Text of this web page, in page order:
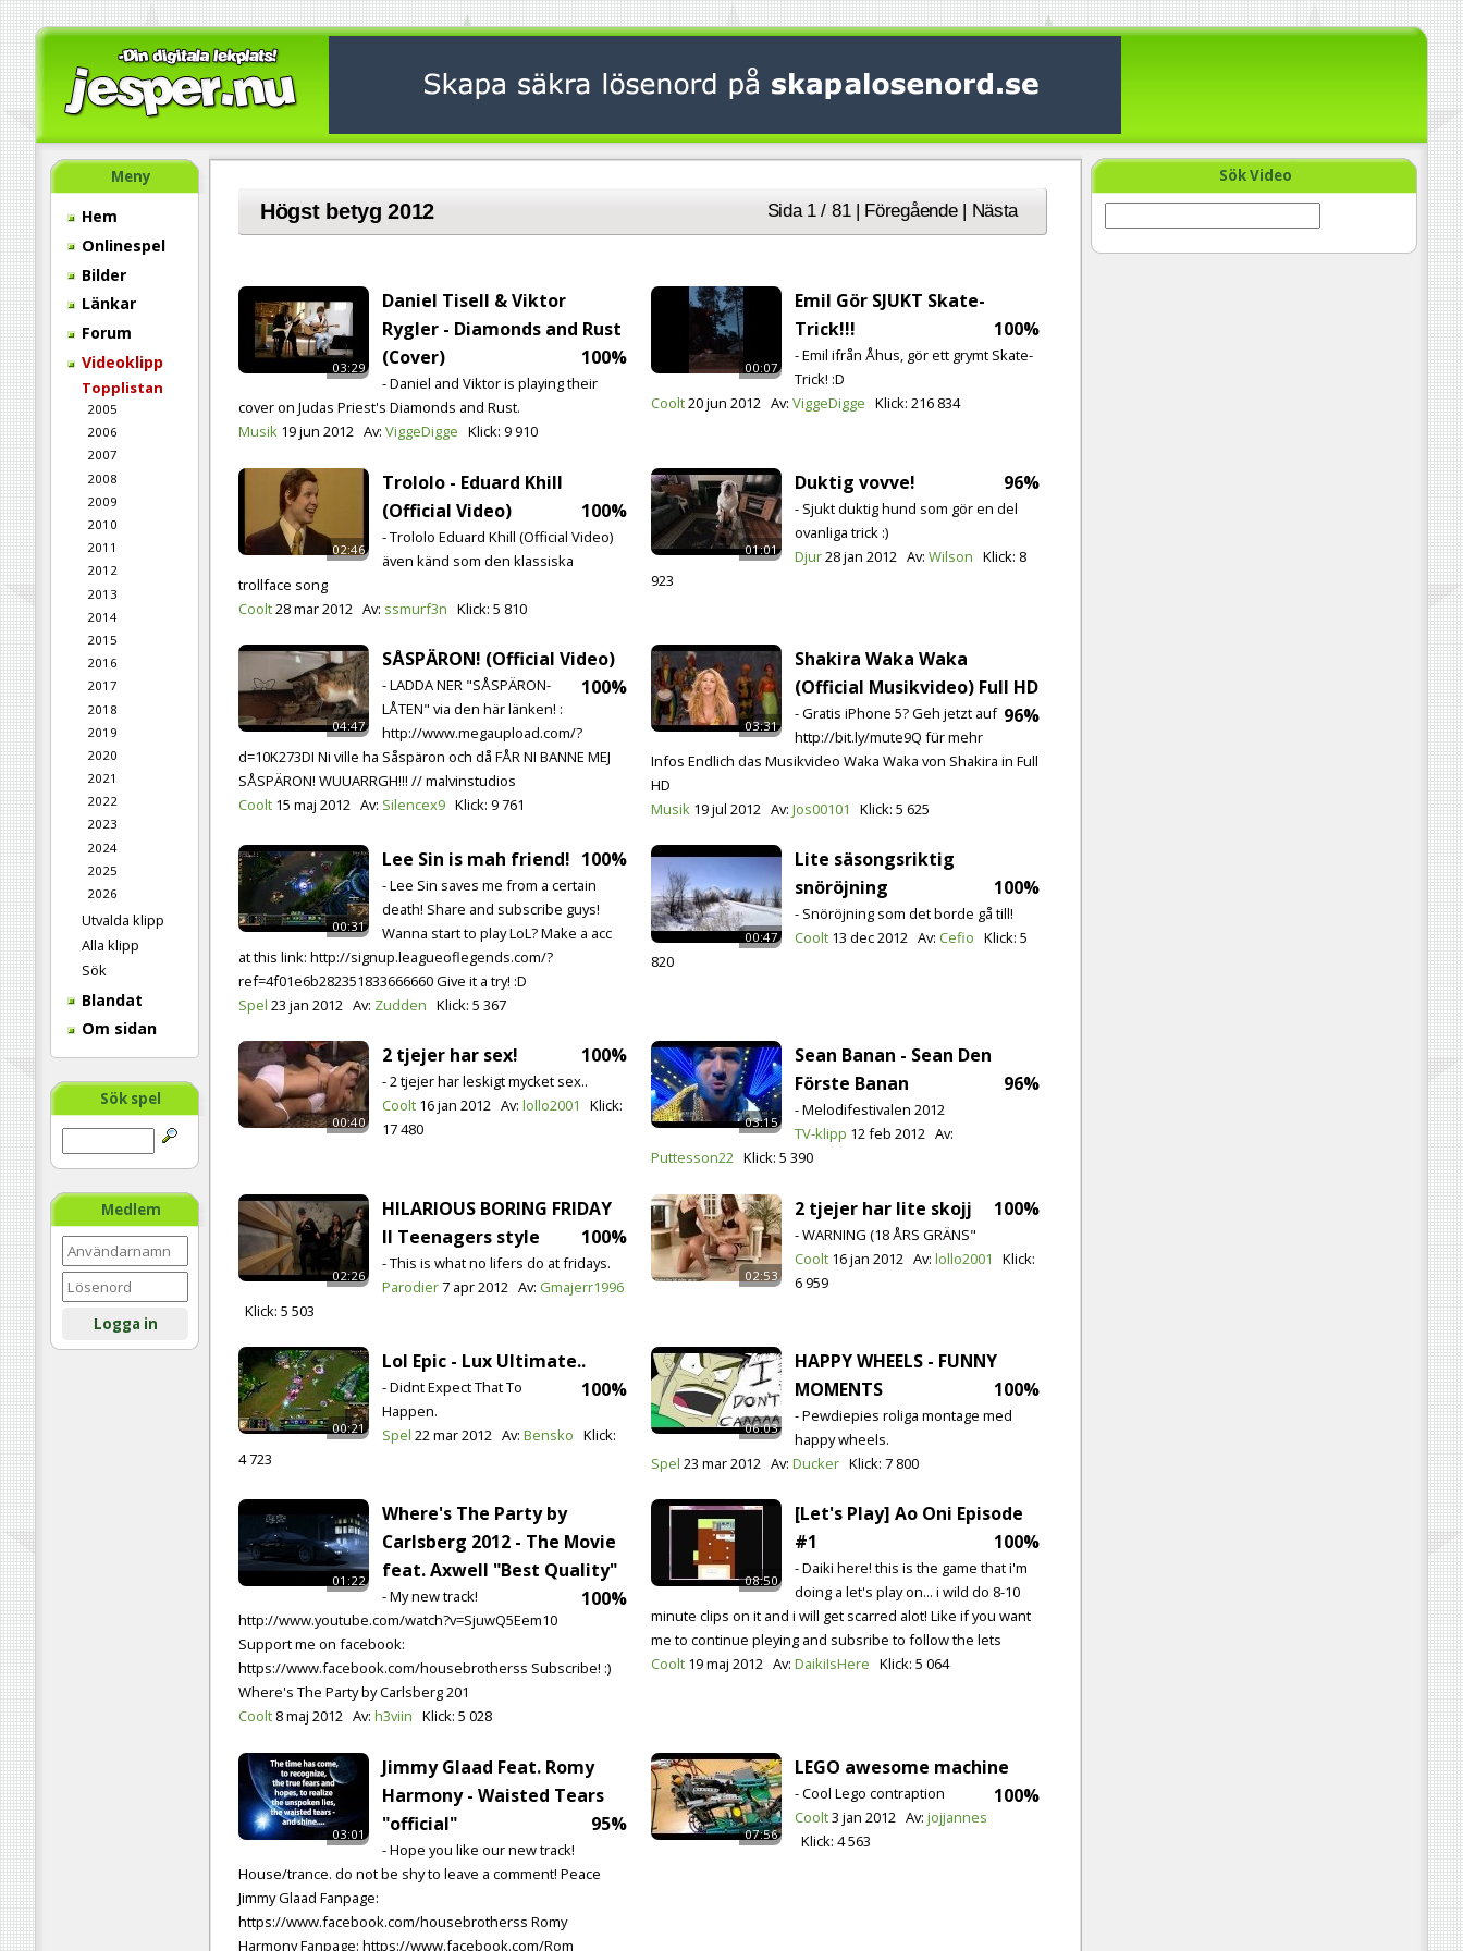
Meny
Hem
Onlinespel
Bilder
Länkar
Forum
Videoklipp
Topplistan
2005
2006
2007
2008
2009
2010
2011
2012
2013
2014
2015
2016
2017
2018
2019
2020
2021
2022
2023
2024
2025
2026
Utvalda klipp
Alla klipp
Sök
Blandat
Om sidan
Sök spel
Medlem
Logga in
Sök Video
Högst betyg 2012 Sida 1 / 81 | Föregående | Nästa
03:29
Daniel Tisell & Viktor
Rygler - Diamonds and Rust
(Cover)
100%
- Daniel and Viktor is playing their
cover on Judas Priest's Diamonds and Rust.
Musik 19 jun 2012 Av: ViggeDigge Klick: 9 910
00:07
Emil Gör SJUKT Skate-
Trick!!!
100%
- Emil ifrån Åhus, gör ett grymt Skate-
Trick! :D
Coolt20 jun 2012 Av: ViggeDigge Klick: 216 834
02:46
Trololo - Eduard Khill
(Official Video)
100%
- Trololo Eduard Khill (Official Video)
även känd som den klassiska
trollface song
Coolt28 mar 2012 Av: ssmurf3n Klick: 5 810
01:01
Duktig vovve! 96%
- Sjukt duktig hund som gör en del
ovanliga trick :)
Djur28 jan 2012 Av: Wilson Klick: 8
923
04:47
SÅSPÄRON! (Official Video)
100%
- LADDA NER "SÅSPÄRON-
LÅTEN" via den här länken! :
http://www.megaupload.com/?
d=10K273DI Ni ville ha Såspäron och då FÅR NI BANNE MEJ
SÅSPÄRON! WUUARRGH!!! // malvinstudios
Coolt 15 maj 2012 Av: Silencex9 Klick: 9 761
03:31
Shakira Waka Waka
(Official Musikvideo) Full HD
96%
- Gratis iPhone 5? Geh jetzt auf
http://bit.ly/mute9Q für mehr
Infos Endlich das Musikvideo Waka Waka von Shakira in Full
HD
Musik 19 jul 2012 Av: Jos00101 Klick: 5 625
00:31
Lee Sin is mah friend! 100%
- Lee Sin saves me from a certain
death! Share and subscribe guys!
Wanna start to play LoL? Make a acc
at this link: http://signup.leagueoflegends.com/?
ref=4f01e6b282351833666660 Give it a try! :D
Spel 23 jan 2012 Av: Zudden Klick: 5 367
00:47
Lite säsongsriktig
snöröjning
100%
- Snöröjning som det borde gå till!
Coolt 13 dec 2012 Av: Cefio Klick: 5
820
00:40
2 tjejer har sex! 100%
- 2 tjejer har leskigt mycket sex..
Coolt 16 jan 2012 Av: lollo2001
Klick:
17 480
03:15
Sean Banan - Sean Den
Förste Banan
96%
- Melodifestivalen 2012
TV-klipp 12 feb 2012 Av:
Puttesson22 Klick: 5 390
02:26
HILARIOUS BORING FRIDAY
II Teenagers style
100%
- This is what no lifers do at fridays.
Parodier7 apr 2012 Av: Gmajerr1996
Klick: 5 503
02:53
2 tjejer har lite skojj 100%
- WARNING (18 ÅRS GRÄNS"
Coolt 16 jan 2012 Av: lollo2001
Klick:
6 959
00:21
Lol Epic - Lux Ultimate..
100%
- Didnt Expect That To
Happen.
Spel 22 mar 2012 Av: Bensko Klick:
4 723
06:03
HAPPY WHEELS - FUNNY
MOMENTS
100%
- Pewdiepies roliga montage med
happy wheels.
Spel 23 mar 2012 Av: Ducker Klick: 7 800
01:22
Where's The Party by
Carlsberg 2012 - The Movie
feat. Axwell "Best Quality"
100%
- My new track!
http://www.youtube.com/watch?v=SjuwQ5Eem10
Support me on facebook:
https://www.facebook.com/housebrotherss Subscribe! :)
Where's The Party by Carlsberg 201
Coolt 8 maj 2012 Av: h3viin Klick: 5 028
08:50
[Let's Play] Ao Oni Episode
#1
100%
- Daiki here! this is the game that i'm
doing a let's play on... i wild do 8-10
minute clips on it and i will get scarred alot! Like if you want
me to continue pleying and subsribe to follow the lets
Coolt 19 maj 2012 Av: DaikiIsHere Klick: 5 064
03:01
Jimmy Glaad Feat. Romy
Harmony - Waisted Tears
"official"
95%
- Hope you like our new track!
House/trance. do not be shy to leave a comment! Peace
Jimmy Glaad Fanpage:
https://www.facebook.com/housebrotherss Romy
Harmony Fanpage: https://www.facebook.com/Rom
07:56
LEGO awesome machine
100%
- Cool Lego contraption
Coolt3 jan 2012 Av: jojjannes
Klick: 4 563